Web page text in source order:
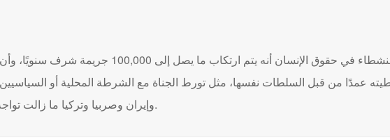
يعتقد النشطاء في حقوق الإنسان أنه يتم
عمدًا من قبل السلطات نفسها، مثل تورط الجناة مع الشرطة المحلية أو السياسيين
وإيران وصربيا وتركيا ما زالت تواجه مشكلة كبيرة فيما يتعلق بالعنف ضد الفتيات والنساء.